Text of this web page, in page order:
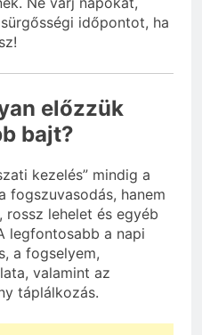
időpontot, ha
előzzük
bajt?
kezelés” mindig a
fogszuvasodás, hanem
lehelet és egyéb
legfontosabb a napi
a fogselyem,
valamint az
táplálkozás.